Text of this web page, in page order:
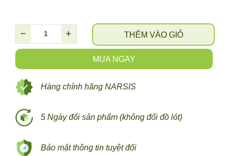
MUA NGAY
THÊM VÀO GIỎ
5 Ngày đổi sản phẩm (không đổi đồ lót)
Bảo mật thông tin tuyệt đối
Hàng chính hãng NARSIS